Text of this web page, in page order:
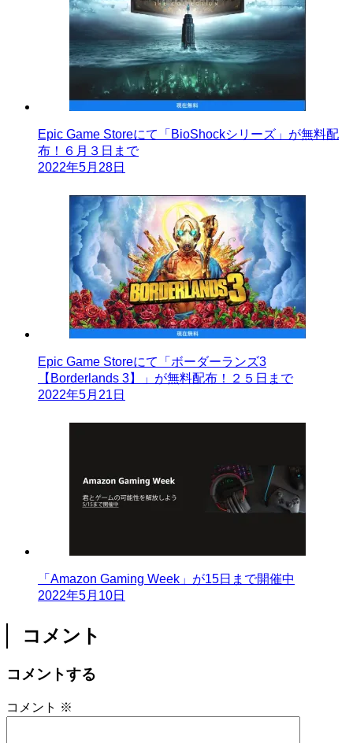
Epic Game Storeにて「BioShockシリーズ」が無料配
布！６月３日まで
2022年5月28日
Epic Game Storeにて「ボーダーランズ3
【Borderlands 3】」が無料配布！２５日まで
2022年5月21日
「Amazon Gaming Week」が15日まで開催中
2022年5月10日
コメント
コメントする
コメント ※